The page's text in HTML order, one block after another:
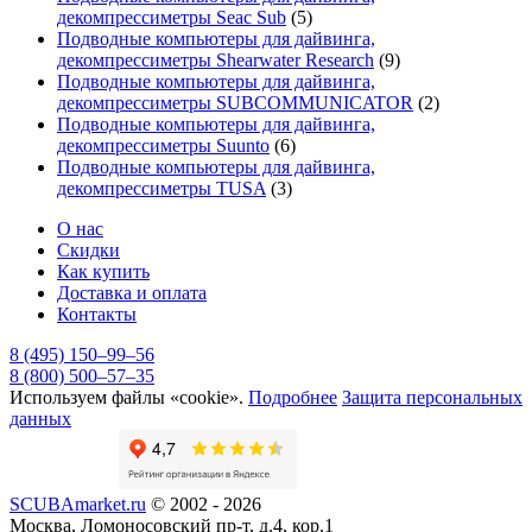
декомпрессиметры Seac Sub (5)
Подводные компьютеры для дайвинга,
декомпрессиметры Shearwater Research (9)
Подводные компьютеры для дайвинга,
декомпрессиметры SUBCOMMUNICATOR (2)
Подводные компьютеры для дайвинга,
декомпрессиметры Suunto (6)
Подводные компьютеры для дайвинга,
декомпрессиметры TUSA (3)
О нас
Скидки
Как купить
Доставка и оплата
Контакты
8 (495) 150–99–56
8 (800) 500–57–35
Используем файлы «cookie». Подробнее Защита персональных
данных
SCUBAmarket.ru © 2002 - 2026
Москва, Ломоносовский пр-т, д.4, кор.1